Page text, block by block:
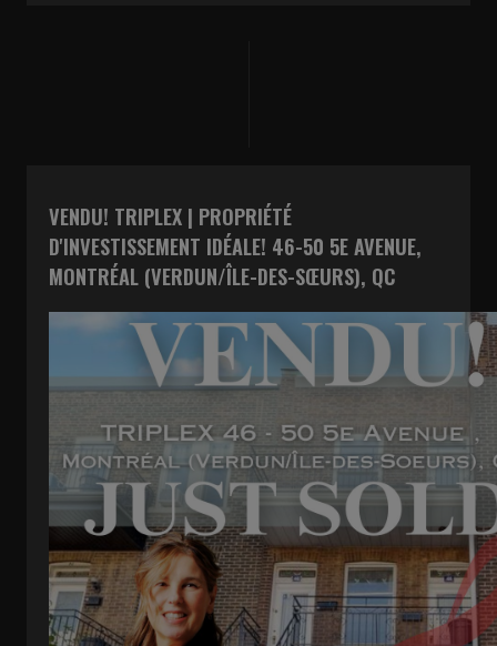
VENDU! TRIPLEX | PROPRIÉTÉ
D'INVESTISSEMENT IDÉALE! 46-50 5E AVENUE,
MONTRÉAL (VERDUN/ÎLE-DES-SŒURS), QC